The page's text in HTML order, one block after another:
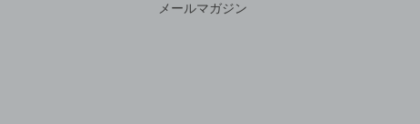
メールマガジン